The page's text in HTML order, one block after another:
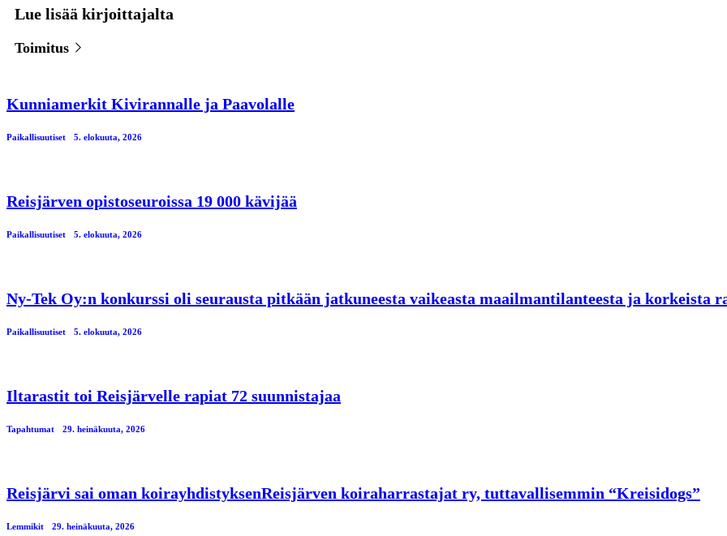
Lue lisää kirjoittajalta
Toimitus
Kunniamerkit Kivirannalle ja Paavolalle
Paikallisuutiset 5. elokuuta, 2026
Reisjärven opistoseuroissa 19 000 kävijää
Paikallisuutiset 5. elokuuta, 2026
Ny-Tek Oy:n konkurssi oli seurausta pitkään jatkuneesta vaikeasta maailmantilanteesta ja korkeista
Paikallisuutiset 5. elokuuta, 2026
Iltarastit toi Reisjärvelle rapiat 72 suunnistajaa
Tapahtumat 29. heinäkuuta, 2026
Reisjärvi sai oman koirayhdistyksenReisjärven koiraharrastajat ry, tuttavallisemmin “Kreisidogs”
Lemmikit 29. heinäkuuta, 2026